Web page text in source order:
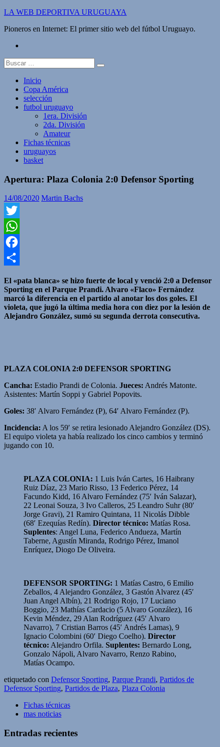
Saltar
contenido
LA WEB DEPORTIVA URUGUAYA
Pioneros en Internet: El primer sitio web del fútbol Uruguayo.
Buscar:
Inicio
Copa América
selección
futbol uruguayo
1era. División
2da. División
Amateur
Fichas técnicas
uruguayos
basket
Apertura: Plaza Colonia 2:0 Defensor Sporting
14/08/2020 Martin Bachs
Twitter
WhatsApp
Facebook
El «pata blanca» se hizo fuerte de local y venció 2:0 a Defensor
Sporting en el Parque Prandi. Alvaro «Flaco» Fernández
marcó la diferencia en el partido al anotar los dos goles. El
violeta, que jugó la última media hora con diez por la lesión de
Alejandro González, sumó su segunda derrota consecutiva.
PLAZA COLONIA 2:0 DEFENSOR SPORTING
Cancha: Estadio Prandi de Colonia. Jueces: Andrés Matonte.
Asistentes: Martín Soppi y Gabriel Popovits.
Goles: 38′ Alvaro Fernández (P), 64′ Alvaro Fernández (P).
Incidencia: A los 59′ se retira lesionado Alejandro González (DS).
El equipo violeta ya había realizado los cinco cambios y terminó
jugando con 10.
PLAZA COLONIA: 1 Luis Iván Cartes, 16 Haibrany
Ruiz Díaz, 23 Mario Risso, 13 Federico Pérez, 14
Facundo Kidd, 16 Alvaro Fernández (75′ Iván Salazar),
22 Leonai Souza, 3 Ivo Calleros, 25 Leandro Suhr (80′
Jorge Gravi), 21 Ramiro Quintana, 11 Nicolás Dibble
(68′ Ezequías Redín). Director técnico: Matías Rosa.
Suplentes: Angel Luna, Federico Andueza, Martín
Taberne, Agustín Miranda, Rodrigo Pérez, Imanol
Enríquez, Diogo De Oliveira.
DEFENSOR SPORTING: 1 Matías Castro, 6 Emilio
Zeballos, 4 Alejandro González, 3 Gastón Alvarez (45′
Juan Angel Albín), 21 Rodrigo Rojo, 17 Luciano
Boggio, 23 Mathías Cardacio (5 Alvaro González), 16
Kevin Méndez, 29 Alan Rodríguez (45′ Alvaro
Navarro), 7 Cristian Barros (45′ Andrés Lamas), 9
Ignacio Colombini (60′ Diego Coelho). Director
técnico: Alejandro Orfila. Suplentes: Bernardo Long,
Gonzalo Nápoli, Alvaro Navarro, Renzo Rabino,
Matías Ocampo.
etiquetado con Defensor Sporting, Parque Prandi, Partidos de
Defensor Sporting, Partidos de Plaza, Plaza Colonia
Fichas técnicas
mas noticias
Entradas recientes